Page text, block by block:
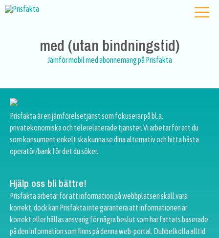
med (utan bindningstid)
Jämför mobil med abonnemang på Prisfakta
Prisfakta är en jämförelsetjänst som fokuserar på bl.a.
privatekonomiska och telerelaterade tjänster. Vi arbetar för att du
som konsument enkelt ska kunna se dina alternativ och hitta bästa
operatör/bank för det du söker.
Hjälp oss bli bättre!
Prisfakta arbetar för att information på webbplatsen skall vara
korrekt, dock kan Prisfakta inte garantera att informationen är
korrekt eller hållas ansvarig för några beslut som har fattats baserade
på den information som finns på denna web-portal. Dubbelkolla alltid